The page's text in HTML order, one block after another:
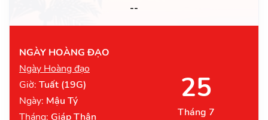
--
NGÀY HOÀNG ĐẠO
Ngày Hoàng đạo
Giờ: Tuất (19G)
Ngày: Mậu Tý
Tháng: Giáp Thân
25
Tháng 7